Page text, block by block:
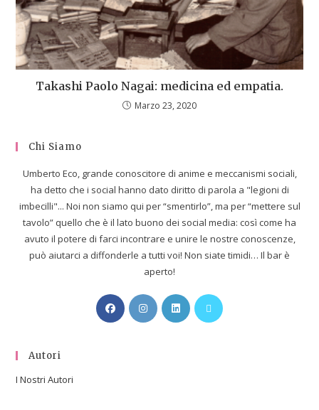
Takashi Paolo Nagai: medicina ed empatia.
Marzo 23, 2020
Chi Siamo
Umberto Eco, grande conoscitore di anime e meccanismi sociali,
ha detto che i social hanno dato diritto di parola a "legioni di
imbecilli"... Noi non siamo qui per “smentirlo”, ma per “mettere sul
tavolo” quello che è il lato buono dei social media: così come ha
avuto il potere di farci incontrare e unire le nostre conoscenze,
può aiutarci a diffonderle a tutti voi! Non siate timidi… Il bar è
aperto!
Autori
I Nostri Autori